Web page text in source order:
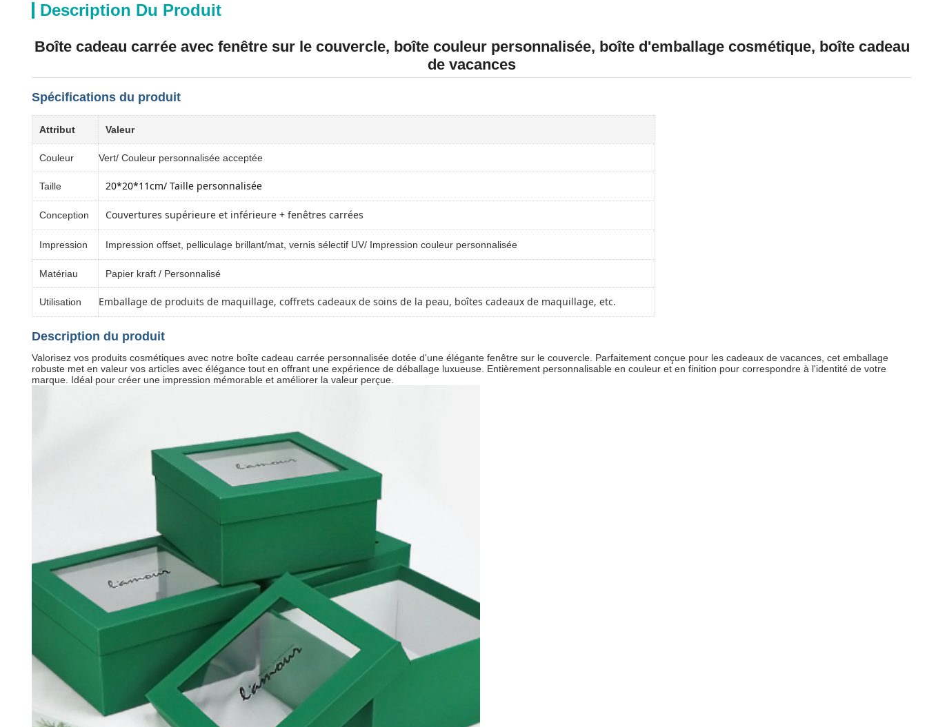
Description Du Produit
Boîte cadeau carrée avec fenêtre sur le couvercle, boîte couleur personnalisée, boîte d'emballage cosmétique, boîte cadeau
de vacances
Spécifications du produit
Attribut Valeur
Couleur Vert/ Couleur personnalisée acceptée
Taille 20*20*11cm/ Taille personnalisée
Conception Couvertures supérieure et inférieure + fenêtres carrées
Impression Impression offset, pelliculage brillant/mat, vernis sélectif UV/ Impression couleur personnalisée
Matériau Papier kraft / Personnalisé
Utilisation Emballage de produits de maquillage, coffrets cadeaux de soins de la peau, boîtes cadeaux de maquillage, etc.
Description du produit
Valorisez vos produits cosmétiques avec notre boîte cadeau carrée personnalisée dotée d'une élégante fenêtre sur le couvercle. Parfaitement conçue pour les cadeaux de vacances, cet emballage
robuste met en valeur vos articles avec élégance tout en offrant une expérience de déballage luxueuse. Entièrement personnalisable en couleur et en finition pour correspondre à l'identité de votre
marque. Idéal pour créer une impression mémorable et améliorer la valeur perçue.